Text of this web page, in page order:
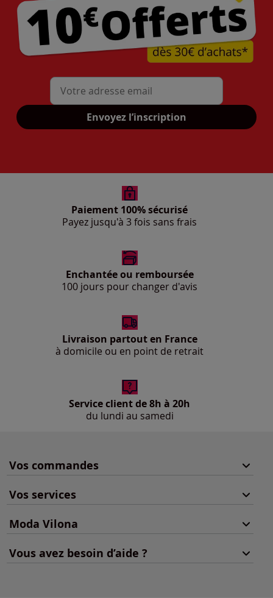
Mon adresse mail
Envoyez l’inscription
Paiement 100% sécurisé
Payez jusqu'à 3 fois sans frais
Enchantée ou remboursée
100 jours pour changer d'avis
Livraison partout en France
à domicile ou en point de retrait
Service client de 8h à 20h
du lundi au samedi
Vos commandes
Vos services
Moda Vilona
Vous avez besoin d’aide ?